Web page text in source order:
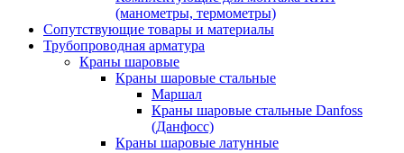
(манометры, термометры)
Сопутствующие товары и материалы
Трубопроводная арматура
Краны шаровые
Краны шаровые стальные
Маршал
Краны шаровые стальные Danfoss
(Данфосс)
Краны шаровые латунные